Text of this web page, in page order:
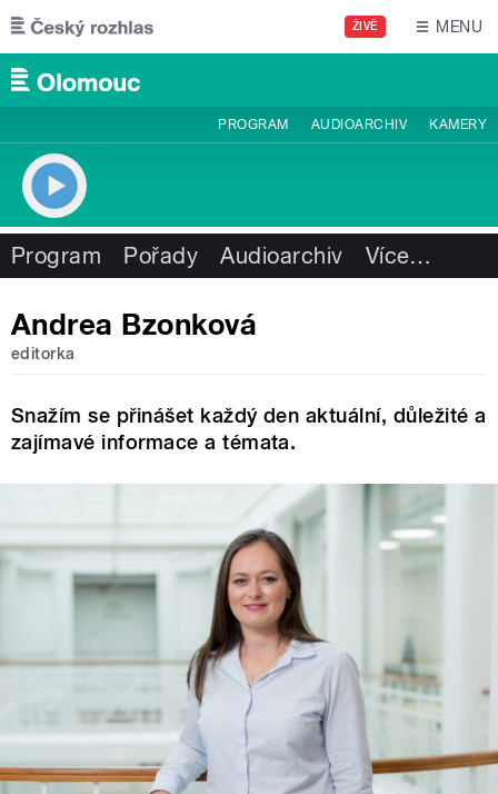
Přejít k hlavnímu obsahu
ŽIVĚ MENU
PROGRAM AUDIOARCHIV KAMERY
Program Pořady Audioarchiv Více…
Andrea Bzonková
editorka
Snažím se přinášet každý den aktuální, důležité a
zajímavé informace a témata.